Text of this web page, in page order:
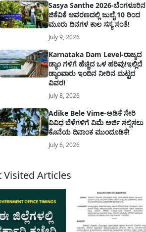
Sasya Santhe 2026-ಬೆಂಗಳೂರಿನ
ಜಿಕೆವಿಕೆ ಆವರಣದಲ್ಲಿ ಜುಲೈ 10 ರಿಂದ
ಮೂರು ದಿನಗಳ ಕಾಲ ಸಸ್ಯ ಸಂತೆ!
July 9, 2026
Karnataka Dam Level-ರಾಜ್ಯದ
ಡ್ಯಾಂ ಗಳಿಗೆ ಹೆಚ್ಚಿದ ಒಳ ಹರಿವು!ಇಲ್ಲಿದೆ
ಡ್ಯಾಂವಾರು ಇಂದಿನ ನೀರಿನ ಮಟ್ಟದ
ವಿವರ!
July 8, 2026
Adike Bele Vime-ಅಡಿಕೆ ಸೇರಿ
ವಿವಿಧ ಬೆಳೆಗಳಿಗೆ ವಿಮೆ ಅರ್ಜಿ ಸಲ್ಲಿಸಲು
ಕೊನೆಯ ದಿನಾಂಕ ಮುಂದೂಡಿಕೆ!
July 6, 2026
Visited Articles